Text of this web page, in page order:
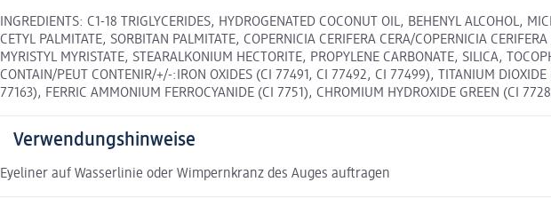
INGREDIENTS: C1-18 TRIGLYCERIDES, HYDROGENATED COCONUT OIL, BEHENYL ALCOHOL,
CETYL PALMITATE, SORBITAN PALMITATE, COPERNICIA CERIFERA CERA/COPERNICIA
MYRISTYL MYRISTATE, STEARALKONIUM HECTORITE, PROPYLENE CARBONATE, SILICA,
CONTAIN/PEUT CONTENIR/+/-:IRON OXIDES (CI 77491, CI 77492, CI 77499), TITANIUM
77163), FERRIC AMMONIUM FERROCYANIDE (CI 7751), CHROMIUM HYDROXIDE GREEN (CI
Verwendungshinweise
Eyeliner auf Wasserlinie oder Wimpernkranz des Auges auftragen